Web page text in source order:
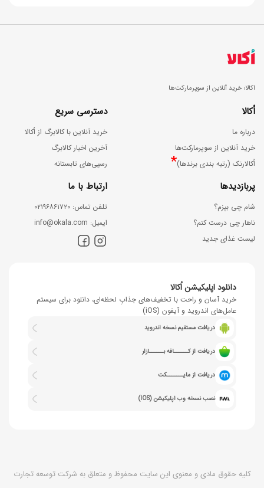
اکالا؛ خرید آنلاین از سوپرمارکت‌ها
اُکالا
درباره ما
خرید آنلاین از سوپرمارکت‌ها
اُکالارنک (رتبه بندی برندها)*
دسترسی سریع
خرید آنلاین با کالابرگ از اُکالا
آخرین اخبار کالابرگ
رسپی‌های تابستانه
پربازدیدها
شام چی بپزم؟
ناهار چی درست کنم؟
لیست غذای جدید
ارتباط با ما
ﺗﻠﻔﻦ ﺗﻤﺎس: ۰۲۱۹۶۸۶۱۷۲۰
اﯾﻤﯿﻞ: info@okala.com
دانلود اپلیکیشن اُکالا
خرید آسان و راحت با تخفیف‌های جذابِ لحظه‌ای، دانلود برای سیستم
عامل‌های اندروید و آیفون (iOS)
دریافت مستقیم نسخه اندروید
دریافت از کــــــافه بــــــازار
دریافت از مایـــــــکت
نصب نسخه وب اپلیکیشن (IOS)
کلیه حقوق مادی و معنوی این سایت محفوظ و متعلق به شرکت توسعه تجارت